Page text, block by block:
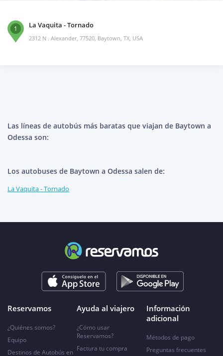
1 La Vaquita - Tornado
2312 N . Alexander, 77520, Baytown, TX, USA
Las líneas de autobús más baratas que viajan de Baytown a
Odessa son:
Los autobuses de Baytown a Odessa salen de:
La Vaquita - Tornado
Reservamos
¿Quiénes somos?
Equipo
Destinos de Autobús en
Ayuda al viajero
¿Cómo usar
Reservamos?
Factura tu compra
Información
adicional
Métodos de pago
Preguntas frecuentes